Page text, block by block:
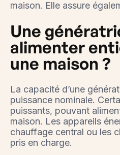
maison. Elle assure
Une
alimenter
une maison ?
La capacité d’une
puissance nominale.
puissants, pouvant
maison. Les appareils
chauffage central ou les
pris en charge.